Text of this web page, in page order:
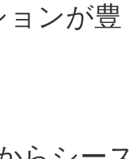
ョンが豊